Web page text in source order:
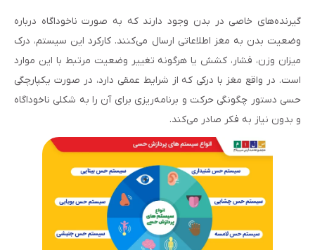
گیرنده‌های خاصی در بدن وجود دارند که به صورت ناخوداگاه درباره
وضعیت بدن به مغز اطلاعاتی ارسال می‌کنند. کارکرد این سیستم، درک
میزان وزن، فشار، کشش یا هرگونه تغییر وضعیت مرتبط با این موارد
است. در واقع مغز با درکی که از شرایط عمقی دارد، در صورت یکپارچگی
حسی دستور چگونگی حرکت و برنامه‌ریزی برای آن را به شکلی ناخوداگاه
و بدون نیاز به فکر صادر می‌کند.